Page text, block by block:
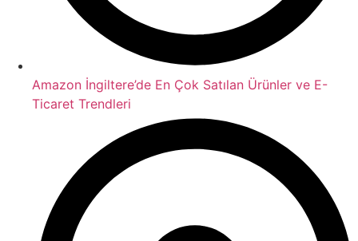
Amazon İngiltere’de En Çok Satılan Ürünler ve E-
Ticaret Trendleri